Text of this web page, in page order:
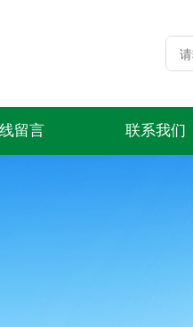
留言 联系我们